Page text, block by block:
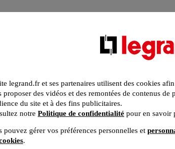
sol
legrand.fr et ses partenaires utilisent des cookies
proposer des vidéos et des remontées de contenus de
du site et à des fins publicitaires.
notre Politique de confidentialité pour en savoir
pouvez gérer vos préférences personnelles et
.